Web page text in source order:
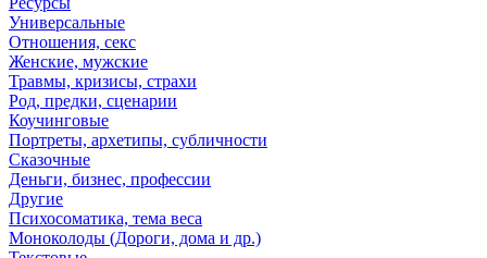
Универсальные
Отношения, секс
Женские, мужские
Травмы, кризисы, страхи
Род, предки, сценарии
Коучинговые
Портреты, архетипы, субличности
Сказочные
Деньги, бизнес, профессии
Другие
Психосоматика, тема веса
Моноколоды (Дороги, дома и др.)